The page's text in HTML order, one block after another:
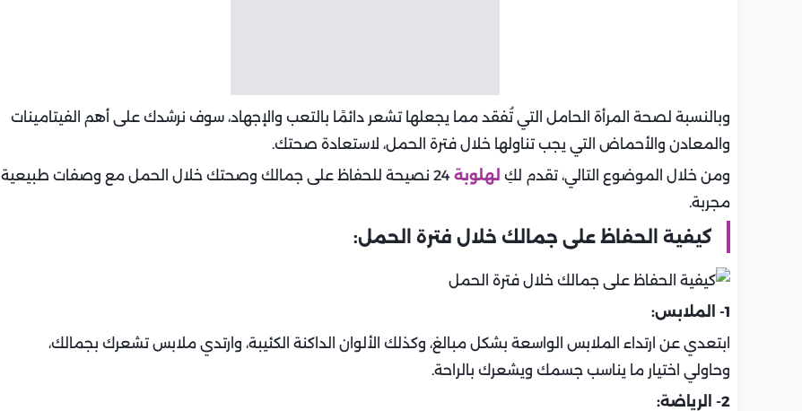
وبالنسبة لصحة المرأة الحامل التي تُفقد مما يجعلها تشعر دائمًا بالتعب والإجهاد، سوف نرشدك على أهم الفيتامينات
والمعادن والأحماض التي يجب تناولها خلال فترة الحمل، لاستعادة صحتك.
ومن خلال الموضوع التالي، تقدم لكِ لهلوبة
24 نصيحة للحفاظ على جمالك وصحتك خلال الحمل مع وصفات طبيعية
مجربة.
كيفية الحفاظ على جمالك خلال فترة الحمل:
1- الملابس:
ابتعدي عن ارتداء الملابس الواسعة بشكل مبالغ، وكذلك الألوان الداكنة الكئيبة، وارتدي ملابس تشعرك بجمالك،
وحاولي اختيار ما يناسب جسمك ويشعرك بالراحة.
2- الرياضة: